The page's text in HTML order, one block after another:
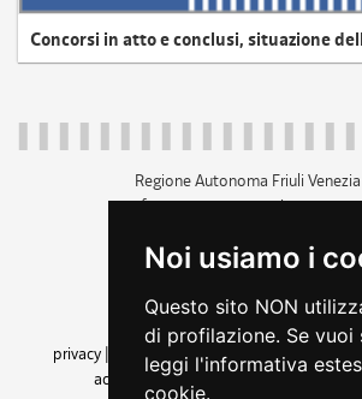
Noi usiamo i
Questo sito NON
di profilazione. Se vuoi
leggi l'informativa
cookie.
Concorsi in atto e conclusi, situazione
Regione Autonoma Friuli
c.f. 80014930327; p.iva
+39 040 3771111
amministrazione
privacy
cookie |note legali accessibilità
accessibilità| feedback cambio